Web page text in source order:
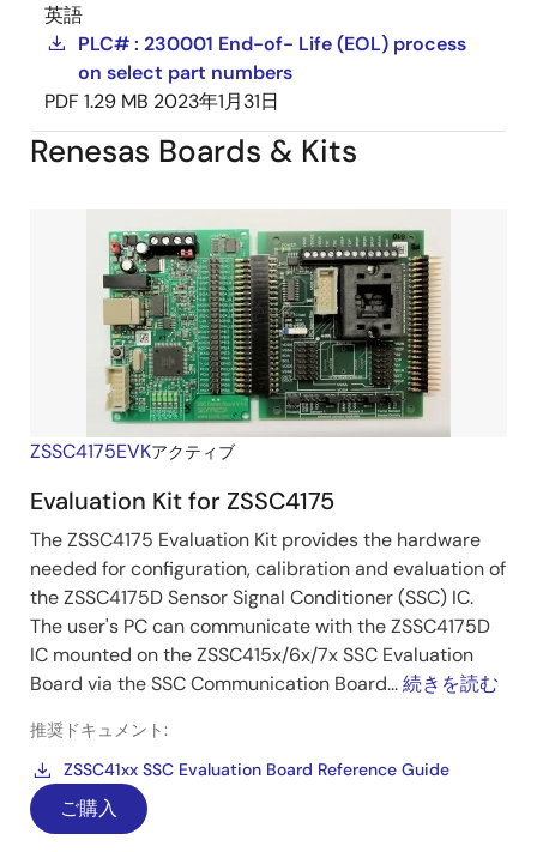
英語
PLC# : 230001 End-of- Life (EOL) process
on select part numbers
PDF 1.29 MB 2023年1月31日
Renesas Boards & Kits
ZSSC4175EVKアクティブ
Evaluation Kit for ZSSC4175
The ZSSC4175 Evaluation Kit provides the hardware
needed for configuration, calibration and evaluation of
the ZSSC4175D Sensor Signal Conditioner (SSC) IC.
The user's PC can communicate with the ZSSC4175D
IC mounted on the ZSSC415x/6x/7x SSC Evaluation
Board via the SSC Communication Board...続きを読む
推奨ドキュメント:
ZSSC41xx SSC Evaluation Board Reference Guide
ご購入